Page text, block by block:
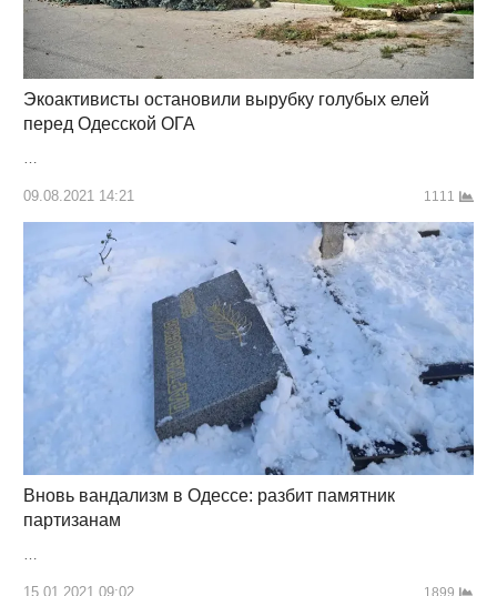
Экоактивисты остановили вырубку голубых елей
перед Одесской ОГА
…
09.08.2021 14:21 1111
Вновь вандализм в Одессе: разбит памятник
партизанам
15.01.2021 09:02 1899